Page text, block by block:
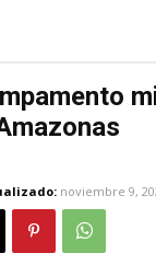
noviembre 9,